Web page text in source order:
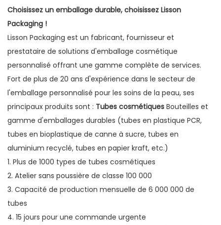
Choisissez un emballage durable, choisissez Lisson
Packaging !
Lisson Packaging est un fabricant, fournisseur et
prestataire de solutions d'emballage cosmétique
personnalisé offrant une gamme complète de services.
Fort de plus de 20 ans d'expérience dans le secteur de
l'emballage personnalisé pour les soins de la peau, ses
principaux produits sont : Tubes cosmétiques Bouteilles et
gamme d'emballages durables (tubes en plastique PCR,
tubes en bioplastique de canne à sucre, tubes en
aluminium recyclé, tubes en papier kraft, etc.)
1. Plus de 1000 types de tubes cosmétiques
2. Atelier sans poussière de classe 100 000
3. Capacité de production mensuelle de 6 000 000 de
tubes
4. 15 jours pour une commande urgente